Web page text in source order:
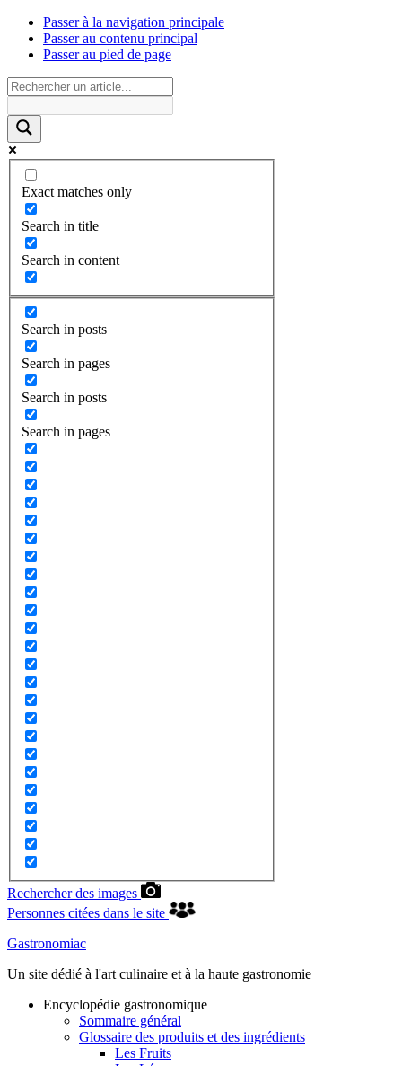
Passer à la navigation principale
Passer au contenu principal
Passer au pied de page
Exact matches only
Search in title
Search in content
Search in posts
Search in pages
Search in posts
Search in pages
Rechercher des images
Personnes citées dans le site
Gastronomiac
Un site dédié à l'art culinaire et à la haute gastronomie
Encyclopédie gastronomique
Sommaire général
Glossaire des produits et des ingrédients
Les Fruits